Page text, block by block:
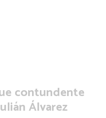
contundente
Álvarez